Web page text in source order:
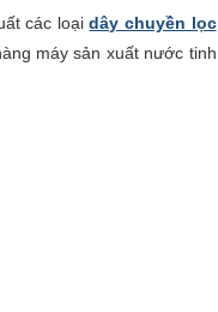
các loạidây chuyền lọc
máy sản xuất nước tinh